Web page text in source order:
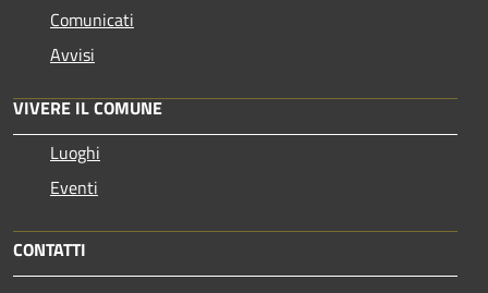
Comunicati
Avvisi
VIVERE IL COMUNE
Luoghi
Eventi
CONTATTI